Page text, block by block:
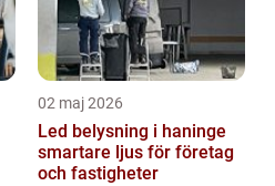
02 maj 2026
Led belysning i haninge
smartare ljus för företag
och fastigheter